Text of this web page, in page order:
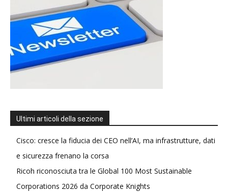
Ultimi articoli della sezione
Cisco: cresce la fiducia dei CEO nell’AI, ma infrastrutture, dati
e sicurezza frenano la corsa
Ricoh riconosciuta tra le Global 100 Most Sustainable
Corporations 2026 da Corporate Knights